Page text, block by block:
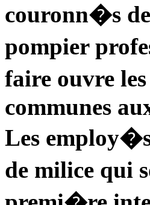
couronn�s
pompier
faire ouvre
communes
Les
de milice qui